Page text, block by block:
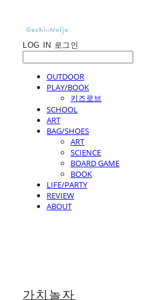
LOG IN 로그인
OUTDOOR
PLAY/BOOK
키즈로브
SCHOOL
ART
BAG/SHOES
ART
SCIENCE
BOARD GAME
BOOK
LIFE/PARTY
REVIEW
ABOUT
가치놀자